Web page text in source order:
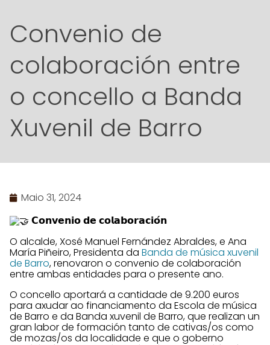
Convenio de
colaboración entre
o concello a Banda
Xuvenil de Barro
Maio 31, 2024
𝗖𝗼𝗻𝘃𝗲𝗻𝗶𝗼 𝗱𝗲 𝗰𝗼𝗹𝗮𝗯𝗼𝗿𝗮𝗰𝗶𝗼́𝗻
O alcalde, Xosé Manuel Fernández Abraldes, e Ana
María Piñeiro, Presidenta da Banda de música xuvenil
de Barro, renovaron o convenio de colaboración
entre ambas entidades para o presente ano.
O concello aportará a cantidade de 9.200 euros
para axudar ao financiamento da Escola de música
de Barro e da Banda xuvenil de Barro, que realizan un
gran labor de formación tanto de cativas/os como
de mozas/os da localidade e que o goberno